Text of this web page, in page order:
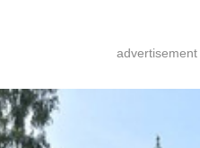
advertisement